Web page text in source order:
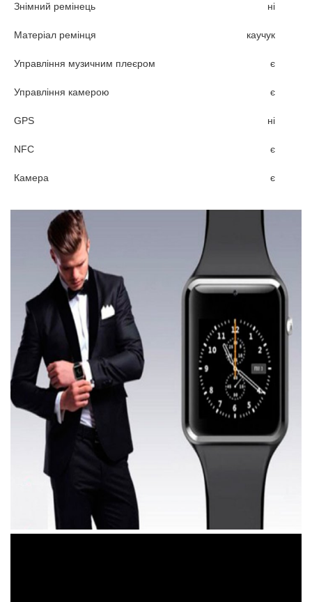
Знімний ремінець ні
Матеріал ремінця каучук
Управління музичним плеєром є
Управління камерою є
GPS ні
NFC є
Камера є